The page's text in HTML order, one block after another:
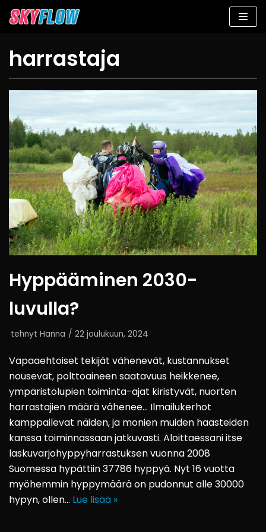
Siirry
suoraan
harrastaja
Hyppääminen 2030-
luvulla?
tehnyt Hanna 22 joulukuun, 2024
Vapaaehtoiset tekijät vähenevät, kustannukset
nousevat, polttoaineen saatavuus heikkenee,
ympäristölupien toiminta-ajat kiristyvät, nuorten
harrastajien määrä vähenee… Ilmailukerhot
kamppailevat näiden, ja monien muiden haasteiden
kanssa toiminnassaan jatkuvasti. Aloittaessani itse
laskuvarjohyppyharrastuksen vuonna 2008
Suomessa hypättiin 37786 hyppyä. Nyt 16 vuotta
myöhemmin hyppymäärä on pudonnut alle 30000
hypyn, ollen… Lue lisää »